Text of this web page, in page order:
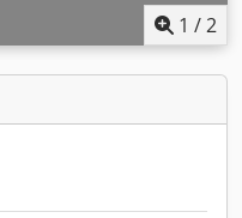
1 /2